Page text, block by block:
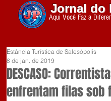
Jornal do
Aqui Você Faz a
DESCASO:
enfrentam filas sob
Estância Turística de Salesópolis
8 de jan. de 2019